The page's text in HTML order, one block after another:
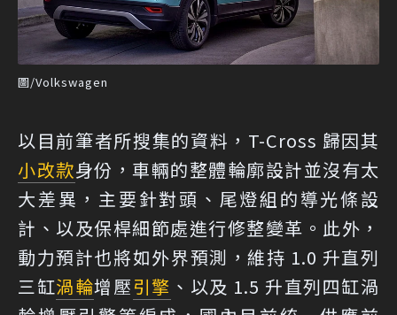
圖/Volkswagen
以目前筆者所搜集的資料，T-Cross 歸因其
小改款身份，車輛的整體輪廓設計並沒有太
大差異，主要針對頭、尾燈組的導光條設
計、以及保桿細節處進行修整變革。此外，
動力預計也將如外界預測，維持 1.0 升直列
三缸渦輪增壓引擎 、以及 1.5 升直列四缸渦